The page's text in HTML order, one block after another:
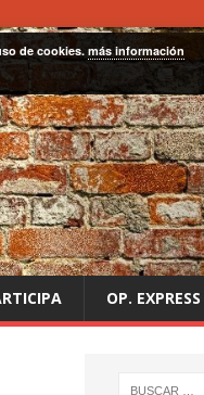
OP. EXPRESS
de cookies.más información